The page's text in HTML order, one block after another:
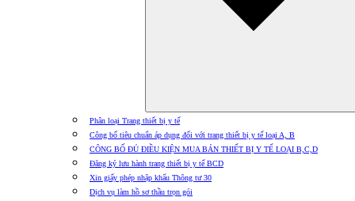
Phân loại Trang thiết bị y tế
Công bố tiêu chuẩn áp dụng đối với trang thiết bị y tế loại A, B
CÔNG BỐ ĐỦ ĐIỀU KIỆN MUA BÁN THIẾT BỊ Y TẾ LOẠI B,C,D
Đăng ký lưu hành trang thiết bị y tế BCD
Xin giấy phép nhập khẩu Thông tư 30
Dịch vụ làm hồ sơ thầu trọn gói